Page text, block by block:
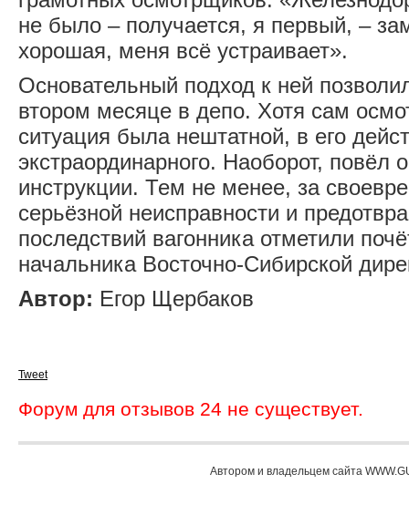
не было – получается, я первый, –
хорошая, меня всё устраивает».
Основательный подход к ней
втором месяце в депо. Хотя сам
ситуация была нештатной, в его
экстраординарного. Наоборот, повёл
инструкции. Тем не менее, за
серьёзной неисправности и
последствий вагонника отметили
начальника Восточно-Сибирской
Автор: Егор Щербаков
Tweet
Форум для отзывов 24 не существует.
Автором и владельцем сайта